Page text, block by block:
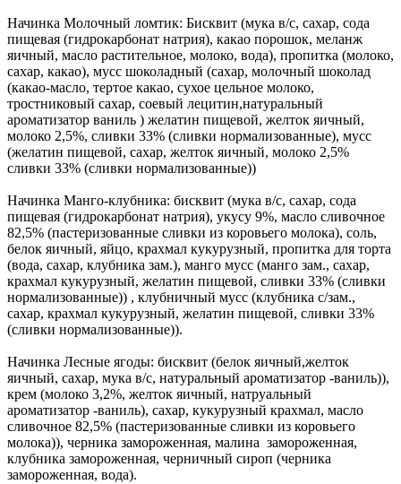
Начинка Молочный ломтик: Бисквит (мука в/с, сахар, сода
пищевая (гидрокарбонат натрия), какао порошок, меланж
яичный, масло растительное, молоко, вода), пропитка (молоко,
сахар, какао), мусс шоколадный (сахар, молочный шоколад
(какао-масло, тертое какао, сухое цельное молоко,
тростниковый сахар, соевый лецитин,натуральный
ароматизатор ваниль ) желатин пищевой, желток яичный,
молоко 2,5%, сливки 33% (сливки нормализованные), мусс
(желатин пищевой, сахар, желток яичный, молоко 2,5%
сливки 33% (сливки нормализованные))
Начинка Манго-клубника: бисквит (мука в/с, сахар, сода
пищевая (гидрокарбонат натрия), укусу 9%, масло сливочное
82,5% (пастеризованные сливки из коровьего молока), соль,
белок яичный, яйцо, крахмал кукурузный, пропитка для торта
(вода, сахар, клубника зам.), манго мусс (манго зам., сахар,
крахмал кукурузный, желатин пищевой, сливки 33% (сливки
нормализованные)) , клубничный мусс (клубника с/зам.,
сахар, крахмал кукурузный, желатин пищевой, сливки 33%
(сливки нормализованные)).
Начинка Лесные ягоды: бисквит (белок яичный,желток
яичный, сахар, мука в/с, натуральный ароматизатор -ваниль)),
крем (молоко 3,2%, желток яичный, натруальный
ароматизатор -ваниль), сахар, кукурузный крахмал, масло
сливочное 82,5% (пастеризованные сливки из коровьего
молока)), черника замороженная, малина замороженная,
клубника замороженная, черничный сироп (черника
замороженная, вода).